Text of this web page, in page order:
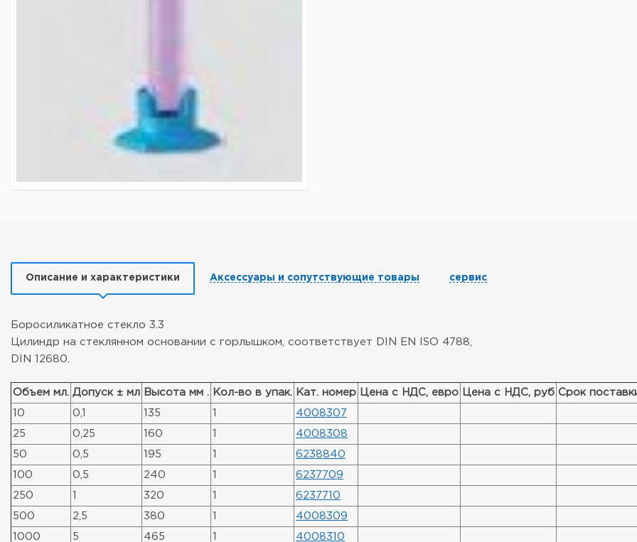
Описание и характеристики Аксессуары и сопутствующие товары сервис
Боросиликатное стекло 3.3
Цилиндр на стеклянном основании с горлышком, соответствует DIN EN ISO 4788,
DIN 12680.
Объем мл. Допуск ± мл Высота мм . Кол-во в упак. Кат. номер Цена с НДС, евро Цена с НДС, руб Срок
10 0,1 135 1 4008307
25 0,25 160 1 4008308
50 0,5 195 1 6238840
100 0,5 240 1 6237709
250 1 320 1 6237710
500 2,5 380 1 4008309
1000 5 465 1 4008310